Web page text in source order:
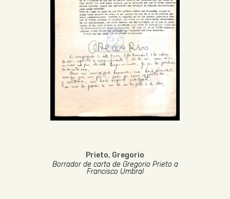
Prieto, Gregorio
Borrador de carta de Gregorio Prieto a
Francisco Umbral